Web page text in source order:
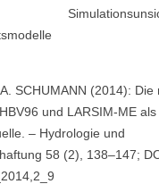
SCHUMANN (2014): Die
und LARSIM-ME als
– Hydrologie und
58 (2), 138–147;